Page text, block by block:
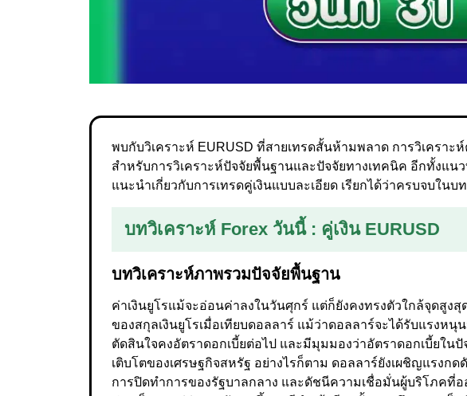
พบกับวิเคราะห์ EURUSD ที่สายเทรดสั้นห้ามพลาด การวิเคราะ
สำหรับการวิเคราะห์ปัจจัยพื้นฐานและปัจจัยทางเทคนิค อีกทั้งแน
แนะนำเกี่ยวกับการเทรดคู่เงินแบบละเอียด เรียกได้ว่าครบจบในบ
บทวิเคราะห์ Forex วันนี้ : คู่เงิน EURUSD
บทวิเคราะห์ภาพรวมปัจจัยพื้นฐาน
ค่าเงินยูโรแม้จะอ่อนค่าลงในวันศุกร์ แต่ก็ยังคงทรงตัวใกล้จุดสูง
ของสกุลเงินยูโรเมื่อเทียบดอลลาร์ แม้ว่าดอลลาร์จะได้รับแรงห
ตัดสินใจคงอัตราดอกเบี้ยต่อไป และมีมุมมองว่าอัตราดอกเบี้ยใน
เติบโตของเศรษฐกิจสหรัฐ อย่างไรก็ตาม ดอลลาร์ยังเผชิญแรงกด
การปิดทำการของรัฐบาลกลาง และดัชนีความเชื่อมั่นผู้บริโภคที่